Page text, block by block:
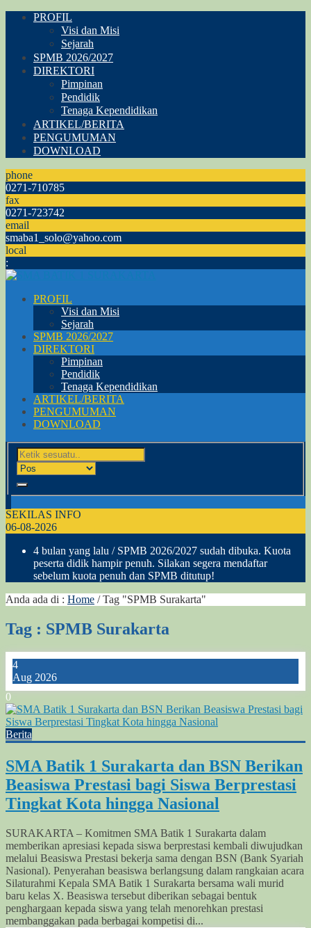
PROFIL
Visi dan Misi
Sejarah
SPMB 2026/2027
DIREKTORI
Pimpinan
Pendidik
Tenaga Kependidikan
ARTIKEL/BERITA
PENGUMUMAN
DOWNLOAD
phone
0271-710785
fax
0271-723742
email
smaba1_solo@yahoo.com
local
:
PROFIL
Visi dan Misi
Sejarah
SPMB 2026/2027
DIREKTORI
Pimpinan
Pendidik
Tenaga Kependidikan
ARTIKEL/BERITA
PENGUMUMAN
DOWNLOAD
SEKILAS INFO
06-08-2026
4 bulan yang lalu / SPMB 2026/2027 sudah dibuka. Kuota
peserta didik hampir penuh. Silakan segera mendaftar
sebelum kuota penuh dan SPMB ditutup!
Anda ada di : Home /Tag "SPMB Surakarta"
Tag : SPMB Surakarta
4
Aug 2026
0
Berita
SMA Batik 1 Surakarta dan BSN Berikan
Beasiswa Prestasi bagi Siswa Berprestasi
Tingkat Kota hingga Nasional
SURAKARTA – Komitmen SMA Batik 1 Surakarta dalam
memberikan apresiasi kepada siswa berprestasi kembali diwujudkan
melalui Beasiswa Prestasi bekerja sama dengan BSN (Bank Syariah
Nasional). Penyerahan beasiswa berlangsung dalam rangkaian acara
Silaturahmi Kepala SMA Batik 1 Surakarta bersama wali murid
baru kelas X. Beasiswa tersebut diberikan sebagai bentuk
penghargaan kepada siswa yang telah menorehkan prestasi
membanggakan pada berbagai kompetisi di...